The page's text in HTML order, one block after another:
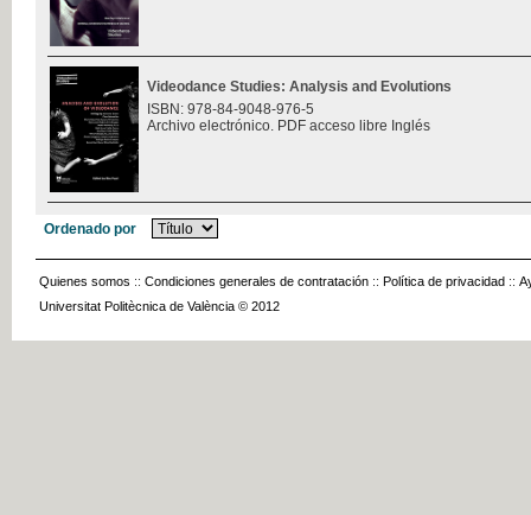
Videodance Studies: Analysis and Evolutions
ISBN: 978-84-9048-976-5
Archivo electrónico. PDF acceso libre Inglés
Ordenado por
Quienes somos :: Condiciones generales de contratación :: Política de privacidad ::
Universitat Politècnica de València © 2012